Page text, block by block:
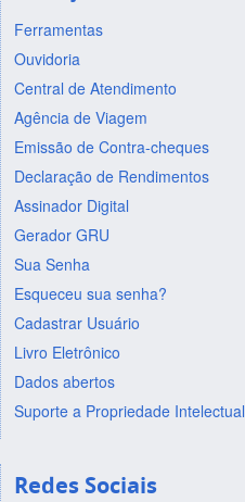
Ferramentas
Ouvidoria
Central de Atendimento
Agência de Viagem
Emissão de Contra-cheques
Declaração de Rendimentos
Assinador Digital
Gerador GRU
Sua Senha
Esqueceu sua senha?
Cadastrar Usuário
Livro Eletrônico
Dados abertos
Suporte a Propriedade Intelectual
Redes Sociais